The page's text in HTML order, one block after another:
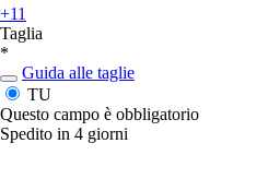
+11
Taglia
*
Guida alle taglie
TU
Questo campo è obbligatorio
Spedito in 4 giorni